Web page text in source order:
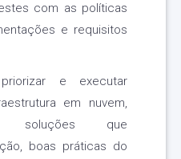
com as políticas
e requisitos
e executar
em nuvem,
soluções que
boas práticas do